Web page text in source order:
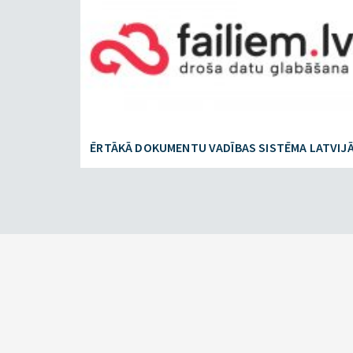
ĒRTĀKĀ DOKUMENTU VADĪBAS SISTĒMA